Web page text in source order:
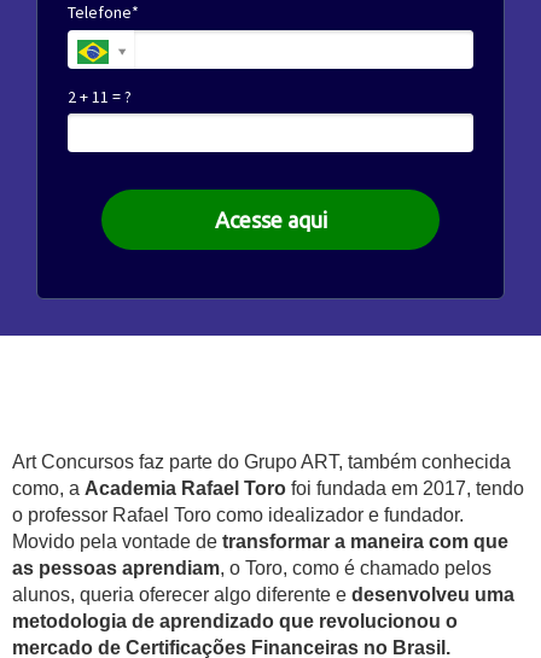
Telefone*
2 + 11 = ?
Acesse aqui
Art Concursos faz parte do Grupo ART, também conhecida
como, a Academia Rafael Toro foi fundada em 2017, tendo
o professor Rafael Toro como idealizador e fundador.
Movido pela vontade de transformar a maneira com que
as pessoas aprendiam, o Toro, como é chamado pelos
alunos, queria oferecer algo diferente e desenvolveu uma
metodologia de aprendizado que revolucionou o
mercado de Certificações Financeiras no Brasil.